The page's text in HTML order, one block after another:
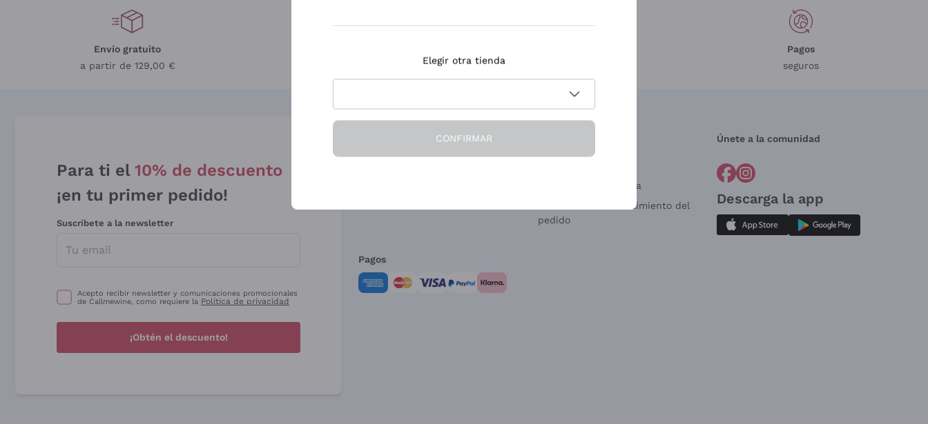
Envío gratuito
a partir de 129,00 €
Pagos
seguros
Para ti el 10% de descuento
¡en tu primer pedido!
Suscríbete a la newsletter
Acepto recibir newsletter y comunicaciones promocionales
de Callmewine, como requiere la Política de privacidad
¡Obtén el descuento!
Condiciones de Venta
Formulario de desistimiento del
pedido
Únete a la comunidad
Descarga la app
Pagos
Elegir otra tienda
CONFIRMAR